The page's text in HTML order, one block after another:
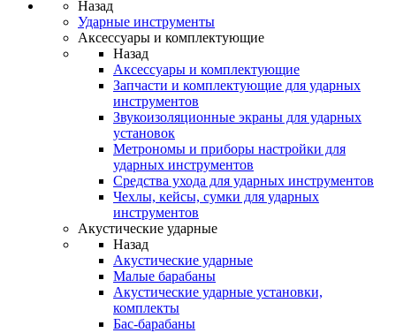
Назад
Ударные инструменты
Аксессуары и комплектующие
Назад
Аксессуары и комплектующие
Запчасти и комплектующие для ударных
инструментов
Звукоизоляционные экраны для ударных
установок
Метрономы и приборы настройки для
ударных инструментов
Средства ухода для ударных инструментов
Чехлы, кейсы, сумки для ударных
инструментов
Акустические ударные
Назад
Акустические ударные
Mалые барабаны
Акустические ударные установки,
комплекты
Бас-барабаны